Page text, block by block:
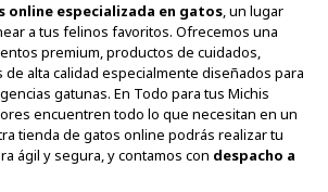
online especializada en gatos, un lugar
a tus felinos favoritos. Ofrecemos una
premium, productos de cuidados,
alta calidad especialmente diseñados para
gatunas. En Todo para tus Michis
encuentren todo lo que necesitan en un
tienda de gatos online podrás realizar tu
ágil y segura, y contamos con despacho a